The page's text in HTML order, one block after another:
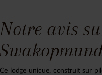
Notre avis
Ce lodge unique, construit sur